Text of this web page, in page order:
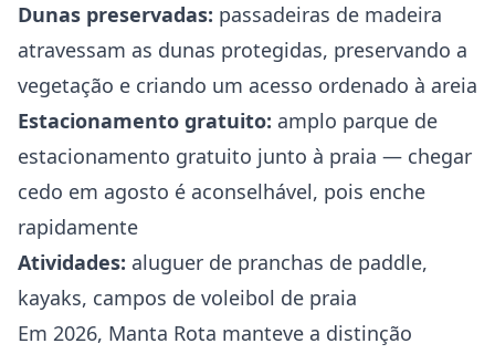
Dunas preservadas: passadeiras de madeira
atravessam as dunas protegidas, preservando a
vegetação e criando um acesso ordenado à areia
Estacionamento gratuito: amplo parque de
estacionamento gratuito junto à praia — chegar
cedo em agosto é aconselhável, pois enche
rapidamente
Atividades: aluguer de pranchas de paddle,
kayaks, campos de voleibol de praia
Em 2026, Manta Rota manteve a distinção